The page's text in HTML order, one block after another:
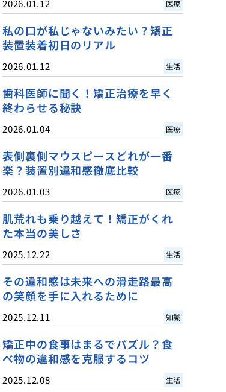
2026.01.12 医療
私の口が私じゃないみたい？矯正
装置装着初日のリアル
2026.01.12 生活
歯科医師に聞く！矯正治療を早く
終わらせる秘訣
2026.01.04 医療
表側裏側マウスピースどれが一番
楽？装置別違和感徹底比較
2026.01.03 医療
肌荒れも乗り越えて！矯正がくれ
た本当の美しさ
2025.12.22 生活
その違和感は未来への滑走路最高
の笑顔を手に入れるために
2025.12.11 知識
矯正中の食事はまるでパズル？食
べ物の違和感を克服するコツ
2025.12.08 生活